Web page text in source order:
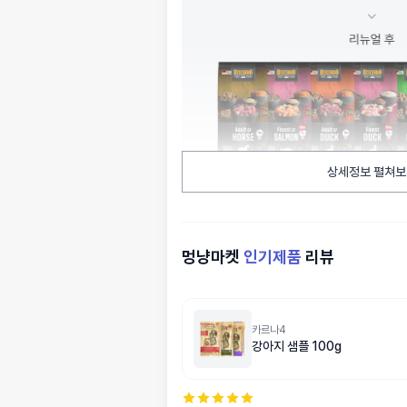
상세정보 펼쳐
멍냥마켓 인기제품 리뷰
카르나4
강아지 샘플 100g